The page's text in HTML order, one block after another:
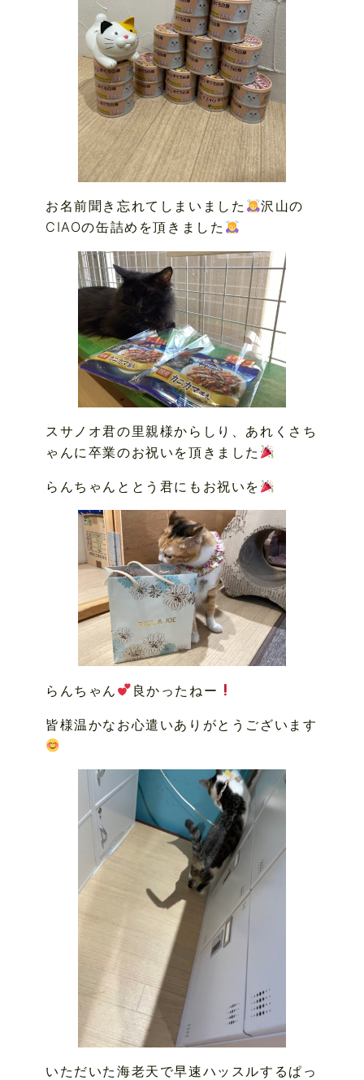
お名前聞き忘れてしまいました
沢山の
CIAOの缶詰めを頂きました
スサノオ君の里親様からしり、あれくさち
ゃんに卒業のお祝いを頂きました
らんちゃんととう君にもお祝いを
らんちゃん 良かったねー
皆様温かなお心遣いありがとうございます
いただいた海老天で早速ハッスルするぱっ